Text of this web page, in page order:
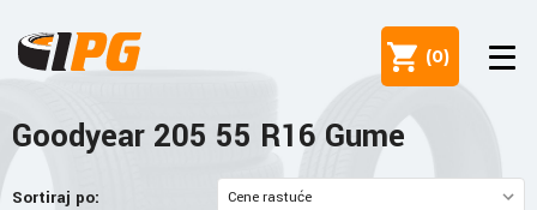
(0)
Goodyear 205 55 R16 Gume
Sortiraj po: